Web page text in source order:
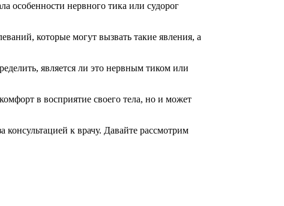
особенности нервного тика или судорог
которые могут вызвать такие явления, а
является ли это нервным тиком или
в восприятие своего тела, но и может
к врачу. Давайте рассмотрим